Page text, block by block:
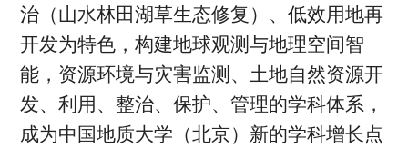
治（山水林田湖草生态修复）、低效用地再
开发为特色，构建地球观测与地理空间智
能，资源环境与灾害监测、土地自然资源开
发、利用、整治、保护、管理的学科体系，
成为中国地质大学（北京）新的学科增长点